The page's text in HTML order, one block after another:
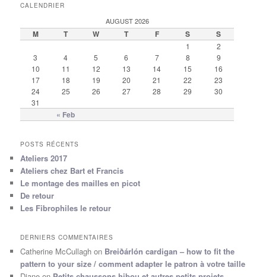
CALENDRIER
AUGUST 2026
M T W T F S S
« Feb
1
2
3
4 5 6 7 8
9
10
11 12 13 14 15
16
17
18 19 20 21 22
23
24
25 26 27 28 29
30
31
POSTS RÉCENTS
Ateliers 2017
Ateliers chez Bart et Francis
Le montage des mailles en picot
De retour
Les Fibrophiles le retour
DERNIERS COMMENTAIRES
Catherine McCullagh on Breiðárlón cardigan – how to fit the
pattern to your size / comment adapter le patron à votre taille